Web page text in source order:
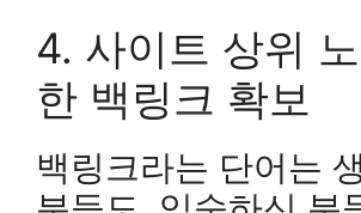
4. 사이트 상위
한 백링크 확보
백링크라는 단어는